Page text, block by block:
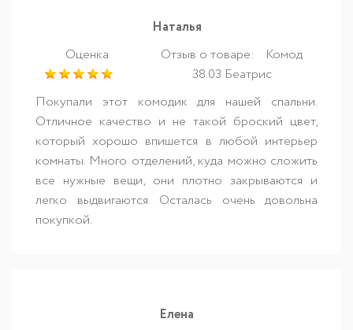
Наталья
Оценка
Отзыв о товаре:
Комод
38.03 Беатрис
Покупали этот комодик для нашей спальни.
Отличное качество и не такой броский цвет,
который хорошо впишется в любой интерьер
комнаты. Много отделений, куда можно сложить
все нужные вещи, они плотно закрываются и
легко выдвигаются. Осталась очень довольна
покупкой.
Елена